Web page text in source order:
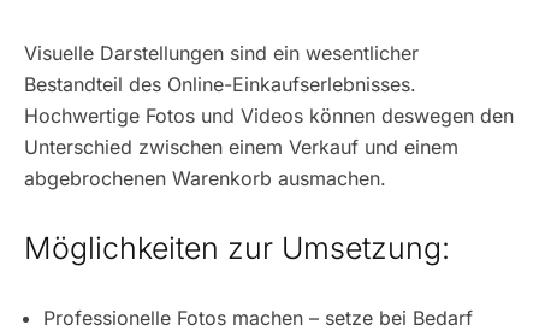
Visuelle Darstellungen sind ein wesentlicher
Bestandteil des Online-Einkaufserlebnisses.
Hochwertige Fotos und Videos können deswegen den
Unterschied zwischen einem Verkauf und einem
abgebrochenen Warenkorb ausmachen.
Möglichkeiten zur Umsetzung:
Professionelle Fotos machen – setze bei Bedarf